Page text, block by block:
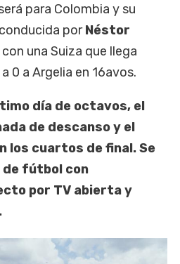
para Colombia y su
porNéstor
una Suiza que llega
0 a Argelia en 16avos.
día de octavos, el
de descanso y el
los cuartos de final. Se
de fútbol con
por TV abierta y